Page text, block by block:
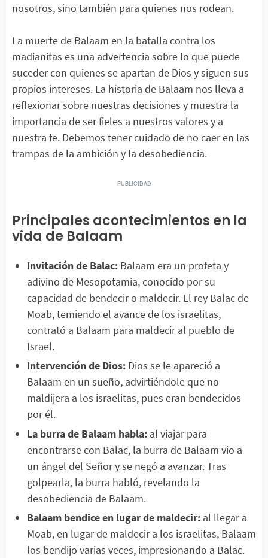
nosotros, sino también para quienes nos rodean.
La muerte de Balaam en la batalla contra los
madianitas es una advertencia sobre lo que puede
suceder con quienes se apartan de Dios y siguen sus
propios intereses. La historia de Balaam nos lleva a
reflexionar sobre nuestras decisiones y muestra la
importancia de ser fieles a nuestros valores y a
nuestra fe. Debemos tener cuidado de no caer en las
trampas de la ambición y la desobediencia.
Principales acontecimientos en la
vida de Balaam
Invitación de Balac: Balaam era un profeta y
adivino de Mesopotamia, conocido por su
capacidad de bendecir o maldecir. El rey Balac de
Moab, temiendo el avance de los israelitas,
contrató a Balaam para maldecir al pueblo de
Israel.
Intervención de Dios: Dios se le apareció a
Balaam en un sueño, advirtiéndole que no
maldijera a los israelitas, pues eran bendecidos
por él.
La burra de Balaam habla: al viajar para
encontrarse con Balac, la burra de Balaam vio a
un ángel del Señor y se negó a avanzar. Tras
golpearla, la burra habló, revelando la
desobediencia de Balaam.
Balaam bendice en lugar de maldecir: al llegar a
Moab, en lugar de maldecir a los israelitas, Balaam
los bendijo varias veces, impresionando a Balac.